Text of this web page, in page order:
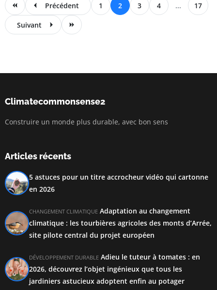
Précédent 1 2 3 4 ... 17
Suivant
Climatecommonsense2
Construire un monde plus durable, avec bon sens
Articles récents
5 astuces pour un titre accrocheur vidéo qui cartonne
en 2026
CHANGEMENT CLIMATIQUE Adaptation au changement
climatique : les tourbières agricoles des monts d’Arrée,
site pilote central du projet européen
DÉVELOPPEMENT DURABLE Adieu le tuteur à tomates : en
2026, découvrez l’objet ingénieux que tous les
jardiniers astucieux adoptent enfin au potager